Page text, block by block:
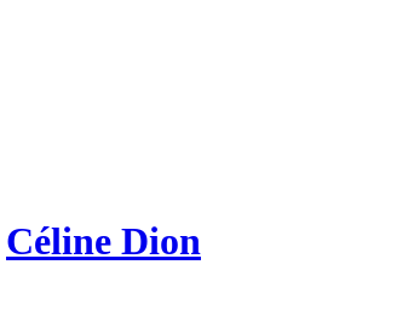
Céline Dion